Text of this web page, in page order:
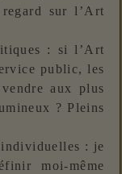
sur l’Art
: si l’Art
public, les
aux plus
? Pleins
individuelles : je
moi-même